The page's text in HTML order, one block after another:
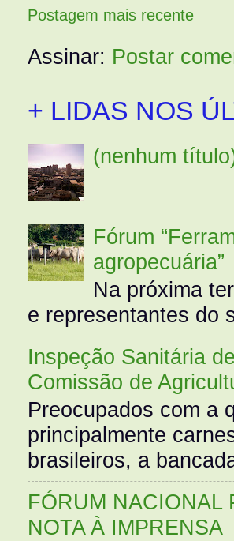
Postagem mais recente
Assinar: Postar
+ LIDAS NOS
(nenhum
Fórum
agropecuária”
Na próxima
e representantes do
Inspeção Sanitária
Comissão de
Preocupados com a
principalmente
brasileiros, a
FÓRUM NACIONAL
NOTA À IMPRENSA